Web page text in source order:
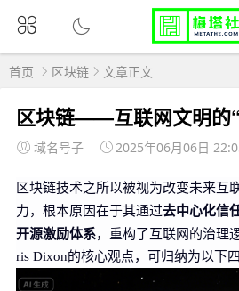
首页 区块链 文章正文
区块链——互联网文明的
域名号子 2025年06月06日
区块链技术之所以被视为改变未来互
力，根本原因在于其通过去中心化信
开源激励体系，重构了互联网的治理
ris Dixon的核心观点，可归纳为以下